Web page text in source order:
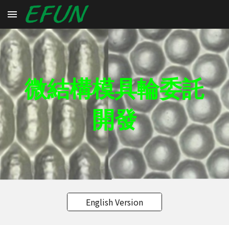
Skip to main content
微結構模具輪委託
開發
English Version